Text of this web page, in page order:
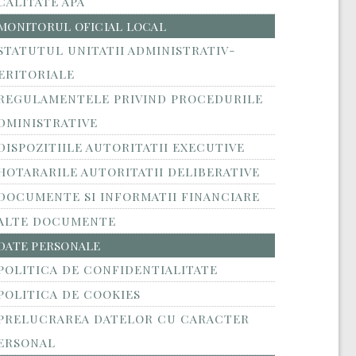
OFICIAL LOCAL
UNITATII ADMINISTRATIV-
PRIVIND PROCEDURILE
AUTORITATII EXECUTIVE
AUTORITATII DELIBERATIVE
SI INFORMATII FINANCIARE
DOCUMENTE
PERSONALE
DE CONFIDENTIALITATE
DE COOKIES
DATELOR CU CARACTER